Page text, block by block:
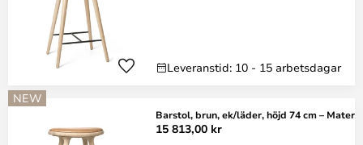
Leveranstid: 10 - 15 arbetsdagar
NEW
Barstol, brun, ek/läder, höjd 74 cm – Mater
15 813,00 kr